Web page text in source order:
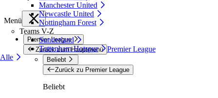
Manchester United
Newcastle United
Nottingham Forest
Teams V-Z
Sunderland
Tottenham Hotspur
Alle
Menü
Premier League
Zurück zum Hauptmenü Premier League
Beliebt
Zurück zu Premier League
Beliebt